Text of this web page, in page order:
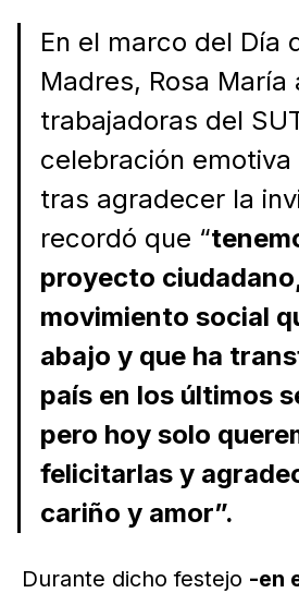
En el marco del Día
Madres, Rosa María
trabajadoras del
celebración emotiva
tras agradecer la
recordó que “
proyecto
movimiento social
abajo y que ha
país en los últimos
pero hoy solo
felicitarlas y
cariño y amor”.
Durante dicho festejo -en